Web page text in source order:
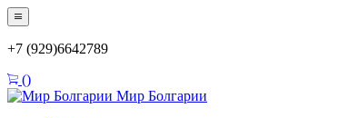
+7 (929)6642789
()
Мир Болгарии